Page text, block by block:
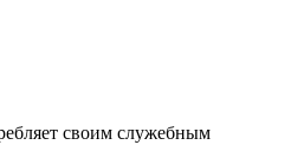
своим служебным